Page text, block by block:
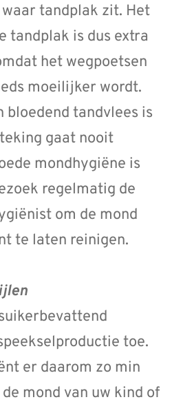
tandplak zit. Het
tandplak is dus extra
het wegpoetsen
moeilijker wordt.
bloedend tandvlees is
gaat nooit
mondhygiëne is
regelmatig de
om de mond
te laten reinigen.
toe.
er daarom zo min
mond van uw kind of